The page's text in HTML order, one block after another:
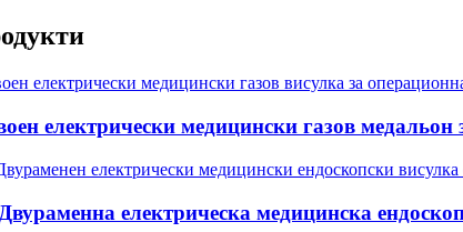
електрически медицински газов медальон
електрическа медицинска